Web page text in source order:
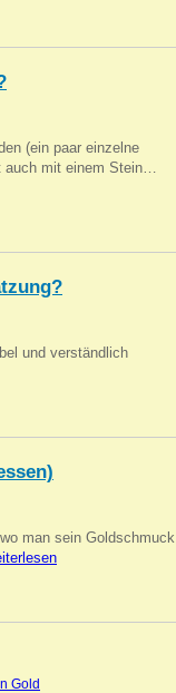
(ein paar einzelne
auch mit einem Stein…
und verständlich
man sein Goldschmuck
Gold